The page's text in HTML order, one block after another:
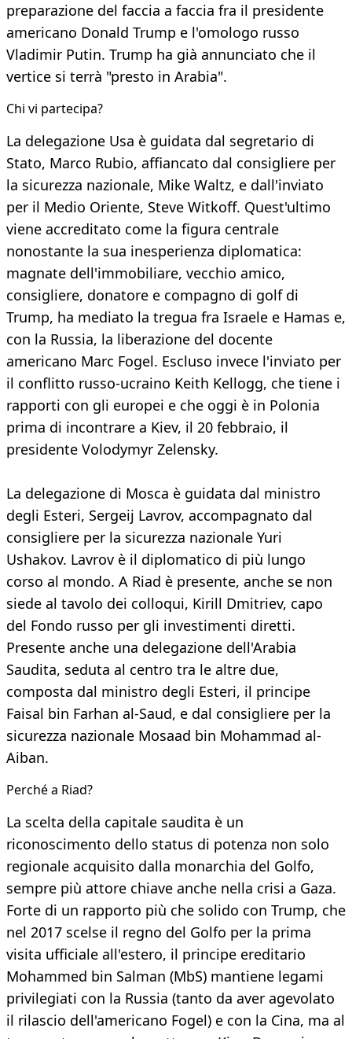
preparazione del faccia a faccia fra il presidente
americano Donald Trump e l'omologo russo
Vladimir Putin. Trump ha già annunciato che il
vertice si terrà "presto in Arabia".
Chi vi partecipa?
La delegazione Usa è guidata dal segretario di
Stato, Marco Rubio, affiancato dal consigliere per
la sicurezza nazionale, Mike Waltz, e dall'inviato
per il Medio Oriente, Steve Witkoff. Quest'ultimo
viene accreditato come la figura centrale
nonostante la sua inesperienza diplomatica:
magnate dell'immobiliare, vecchio amico,
consigliere, donatore e compagno di golf di
Trump, ha mediato la tregua fra Israele e Hamas e,
con la Russia, la liberazione del docente
americano Marc Fogel. Escluso invece l'inviato per
il conflitto russo-ucraino Keith Kellogg, che tiene i
rapporti con gli europei e che oggi è in Polonia
prima di incontrare a Kiev, il 20 febbraio, il
presidente Volodymyr Zelensky.
La delegazione di Mosca è guidata dal ministro
degli Esteri, Sergeij Lavrov, accompagnato dal
consigliere per la sicurezza nazionale Yuri
Ushakov. Lavrov è il diplomatico di più lungo
corso al mondo. A Riad è presente, anche se non
siede al tavolo dei colloqui, Kirill Dmitriev, capo
del Fondo russo per gli investimenti diretti.
Presente anche una delegazione dell'Arabia
Saudita, seduta al centro tra le altre due,
composta dal ministro degli Esteri, il principe
Faisal bin Farhan al-Saud, e dal consigliere per la
sicurezza nazionale Mosaad bin Mohammad al-
Aiban.
Perché a Riad?
La scelta della capitale saudita è un
riconoscimento dello status di potenza non solo
regionale acquisito dalla monarchia del Golfo,
sempre più attore chiave anche nella crisi a Gaza.
Forte di un rapporto più che solido con Trump, che
nel 2017 scelse il regno del Golfo per la prima
visita ufficiale all'estero, il principe ereditario
Mohammed bin Salman (MbS) mantiene legami
privilegiati con la Russia (tanto da aver agevolato
il rilascio dell'americano Fogel) e con la Cina, ma al